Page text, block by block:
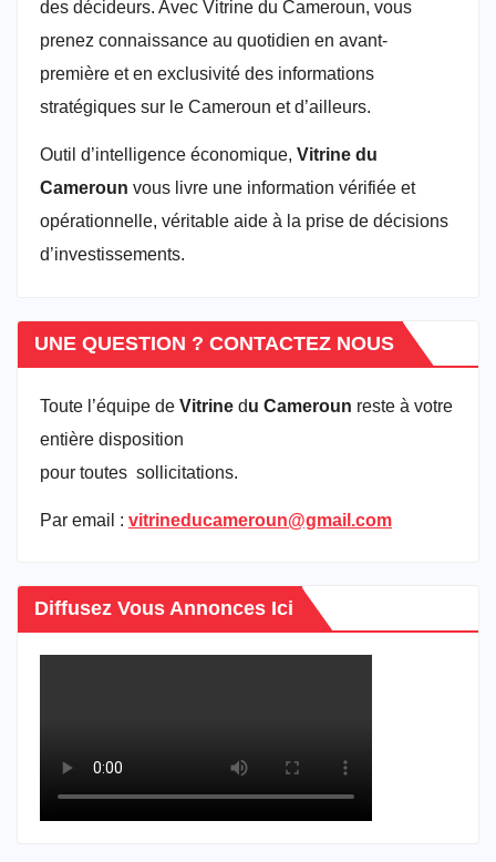
des décideurs. Avec Vitrine du Cameroun, vous
prenez connaissance au quotidien en avant-
première et en exclusivité des informations
stratégiques sur le Cameroun et d’ailleurs.
Outil d’intelligence économique, Vitrine du
Cameroun vous livre une information vérifiée et
opérationnelle, véritable aide à la prise de décisions
d’investissements.
UNE QUESTION ? CONTACTEZ NOUS
Toute l’équipe de Vitrine du Cameroun reste à votre
entière disposition
pour toutes sollicitations.
Par email : vitrineducameroun@gmail.com
Diffusez Vous Annonces Ici